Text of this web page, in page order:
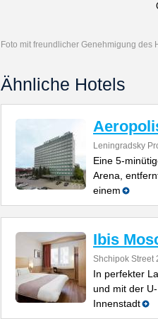
Foto mit freundlicher Genehmigung des
Ähnliche Hotels
Leningradsky
Eine 5-
Arena,
einem
Ibis
Shchipok Street
In perfekter
und mit der
Innenstadt